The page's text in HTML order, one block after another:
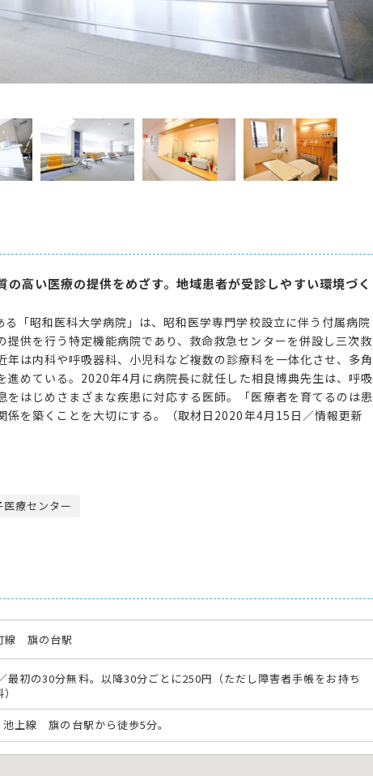
高い医療の提供をめざす。地域患者が受診しやすい環境づく
「昭和医科大学病院」は、昭和医学専門学校設立に伴う付属病院
提供を行う特定機能病院であり、救命救急センターを併設し三次救
は内科や呼吸器科、小児科など複数の診療科を一体化させ、多角
進めている。2020年4月に病院長に就任した相良博典先生は、呼吸
をはじめさまざまな疾患に対応する医師。「医療者を育てるのは患
係を築くことを大切にする。（取材日2020年4月15日／情報更新
療センター
線 旗の台駅
最初の30分無料。以降30分ごとに250円（ただし障害者手帳をお持ち
上線 旗の台駅から徒歩5分。